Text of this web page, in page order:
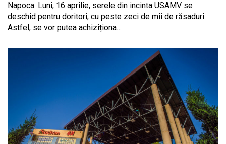
Napoca. Luni, 16 aprilie, serele din incinta USAMV se
deschid pentru doritori, cu peste zeci de mii de răsaduri.
Astfel, se vor putea achiziționa…